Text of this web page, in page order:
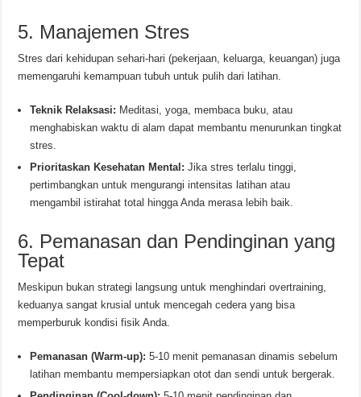
5. Manajemen Stres
Stres dari kehidupan sehari-hari (pekerjaan, keluarga, keuangan) juga
memengaruhi kemampuan tubuh untuk pulih dari latihan.
Teknik Relaksasi: Meditasi, yoga, membaca buku, atau
menghabiskan waktu di alam dapat membantu menurunkan tingkat
stres.
Prioritaskan Kesehatan Mental: Jika stres terlalu tinggi,
pertimbangkan untuk mengurangi intensitas latihan atau
mengambil istirahat total hingga Anda merasa lebih baik.
6. Pemanasan dan Pendinginan yang
Tepat
Meskipun bukan strategi langsung untuk menghindari overtraining,
keduanya sangat krusial untuk mencegah cedera yang bisa
memperburuk kondisi fisik Anda.
Pemanasan (Warm-up): 5-10 menit pemanasan dinamis sebelum
latihan membantu mempersiapkan otot dan sendi untuk bergerak.